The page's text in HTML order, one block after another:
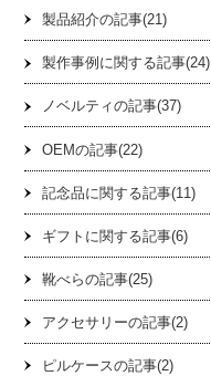
製品紹介の記事(21)
製作事例に関する記事(24)
ノベルティの記事(37)
OEMの記事(22)
記念品に関する記事(11)
ギフトに関する記事(6)
靴べらの記事(25)
アクセサリーの記事(2)
ピルケースの記事(2)